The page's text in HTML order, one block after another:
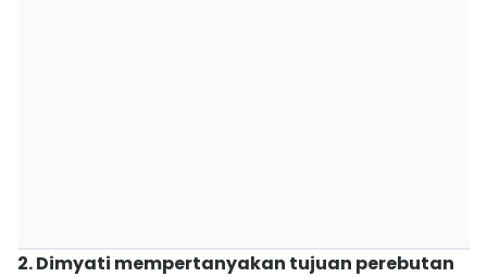
2. Dimyati mempertanyakan tujuan perebutan